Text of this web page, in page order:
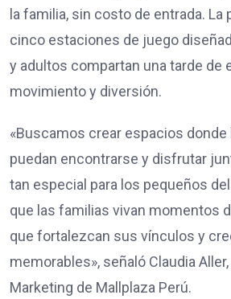
la familia, sin costo de entrada. La
cinco estaciones de juego
y adultos compartan una tarde de
movimiento y diversión.
«Buscamos crear espacios donde
puedan encontrarse y disfrutar
tan especial para los pequeños
que las familias vivan momentos
que fortalezcan sus vínculos y
memorables», señaló Claudia
Marketing de Mallplaza Perú.